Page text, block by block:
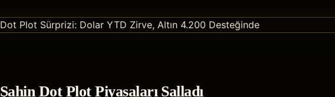
Şahin Dot Plot Piyasaları Salladı